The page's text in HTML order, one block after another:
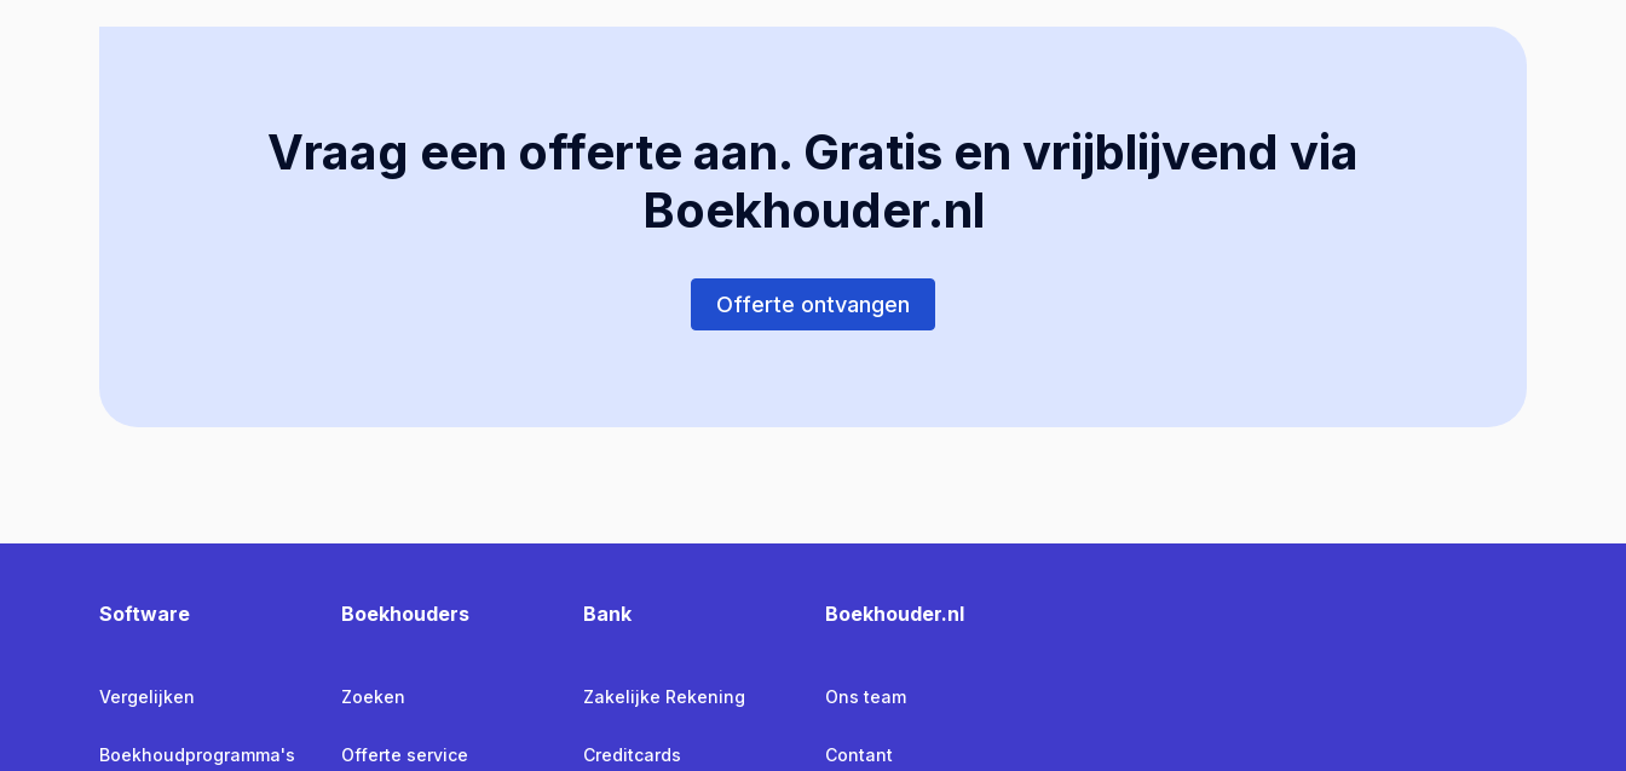
Vraag een offerte aan. Gratis en vrijblijvend via
Boekhouder.nl
Offerte ontvangen
Software
Vergelijken
Boekhoudprogramma's
Boekhouders
Zoeken
Offerte service
Bank
Zakelijke Rekening
Creditcards
Boekhouder.nl
Ons team
Contant